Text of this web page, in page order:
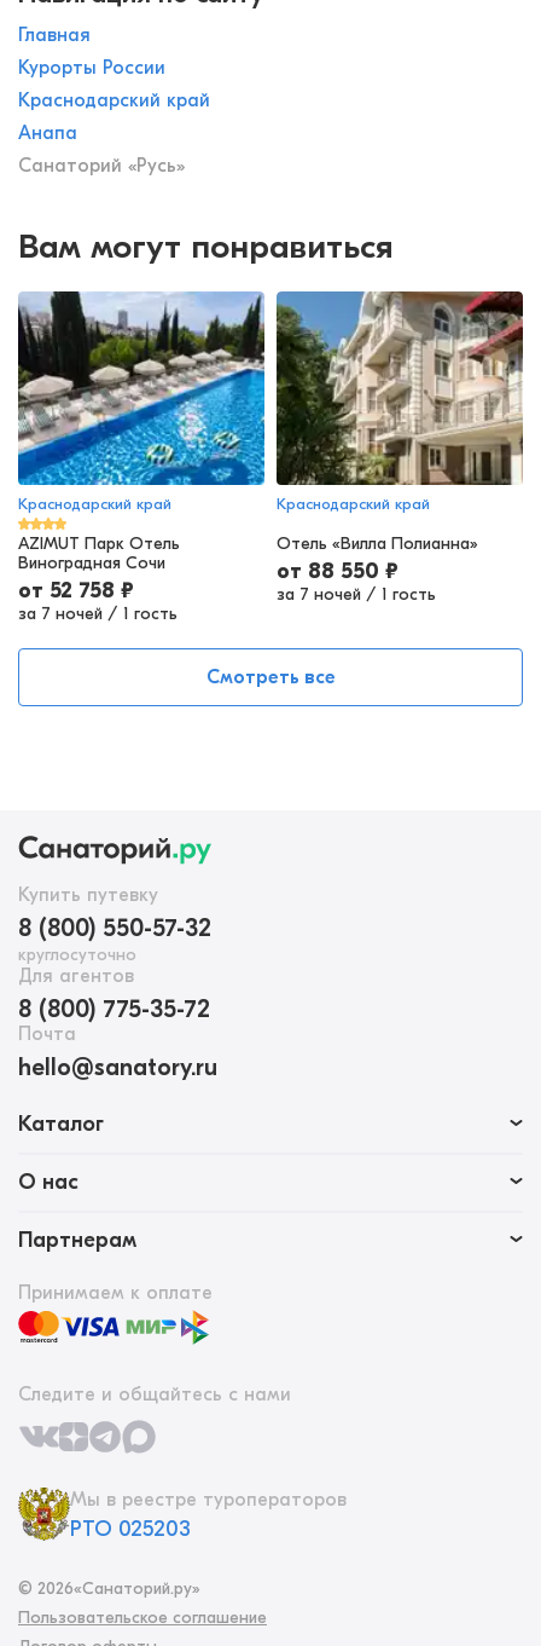
Главная
Курорты России
Краснодарский край
Анапа
Санаторий «Русь»
Вам могут понравиться
Краснодарский край
AZIMUT Парк Отель
Виноградная Сочи
от 52 758 ₽
за 7 ночей / 1 гость
Краснодарский край
Отель «Вилла Полианна»
от 88 550 ₽
за 7 ночей / 1 гость
Смотреть все
Купить путевку
8 (800) 550-57-32
круглосуточно
Для агентов
8 (800) 775-35-72
Почта
hello@sanatory.ru
Каталог
О нас
Партнерам
Принимаем к оплате
Следите и общайтесь с нами
Мы в реестре туроператоров
РТО 025203
© 2026«Санаторий.ру»
Пользовательское соглашение